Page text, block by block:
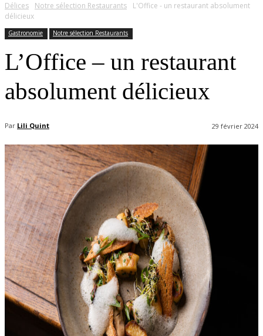
Délices Notre sélection Restaurants
L'Office - un restaurant absolument
délicieux
Gastronomie Notre sélection Restaurants
L’Office – un restaurant
absolument délicieux
Par Lili Quint 29 février 2024